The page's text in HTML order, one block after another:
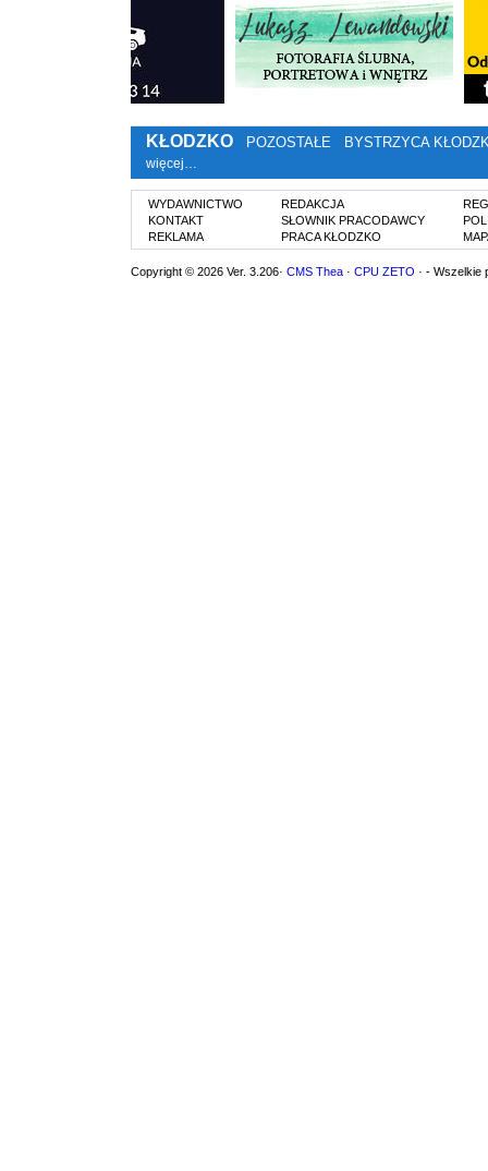
KŁODZKO POZOSTAŁE BYSTRZYCA
więcej…
WYDAWNICTWO
KONTAKT
REKLAMA
REDAKCJA
SŁOWNIK PRACODAWCY
PRACA KŁODZKO
Copyright © 2026 Ver. 3.206· CMS Thea · CPU ZETO · - Wszelkie